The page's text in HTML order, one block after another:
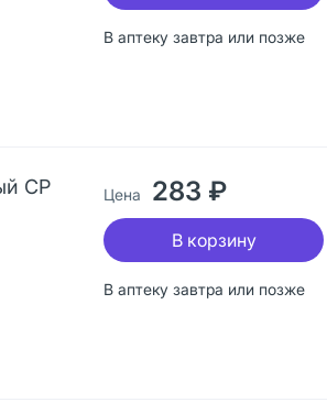
В аптеку завтра или позже
СР
В аптеку завтра или позже
Цена 283 ₽
В корзину